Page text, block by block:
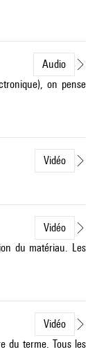
Audio
on pense
Vidéo
Vidéo
du matériau. Les
Vidéo
du terme. Tous les